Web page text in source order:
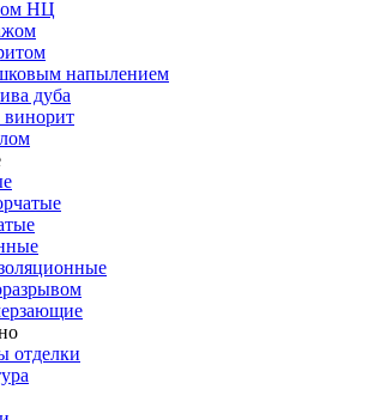
НЦ
напылением
дуба
отделки